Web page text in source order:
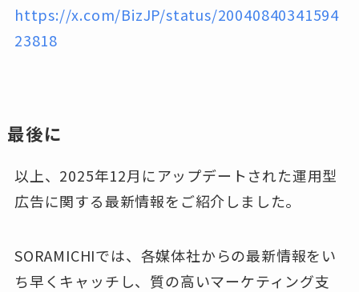
https://x.com/BizJP/status/20040840341594
23818
最後に
以上、2025年12月にアップデートされた運用型
広告に関する最新情報をご紹介しました。
SORAMICHIでは、各媒体社からの最新情報をい
ち早くキャッチし、質の高いマーケティング支